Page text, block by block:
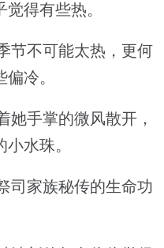
得有些热。
节不可能太热，更何
冷。
手掌的微风散开，
水珠。
家族秘传的生命功